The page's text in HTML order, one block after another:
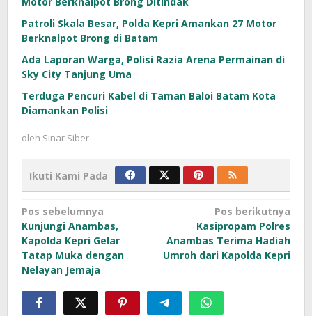
Patroli Skala Besar, Polda Kepri Amankan 27 Motor
Berknalpot Brong di Batam
Ada Laporan Warga, Polisi Razia Arena Permainan di
Sky City Tanjung Uma
Terduga Pencuri Kabel di Taman Baloi Batam Kota
Diamankan Polisi
oleh Sinar Siber
Ikuti Kami Pada
Navigasi
pos
Pos sebelumnya
Kunjungi Anambas,
Kapolda Kepri Gelar
Tatap Muka dengan
Nelayan Jemaja
Pos berikutnya
Kasipropam Polres
Anambas Terima Hadiah
Umroh dari Kapolda Kepri